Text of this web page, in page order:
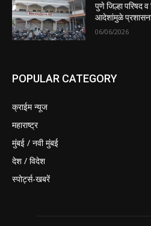
पुणे जिल्हा परिषद व
आदेशांमुळे
06/06/2026
POPULAR CATEGORY
क्राईम न्यूज
महाराष्ट्र
मुंबई / नवी मुंबई
देश / विदेश
स्पोर्ट्स-खबरें